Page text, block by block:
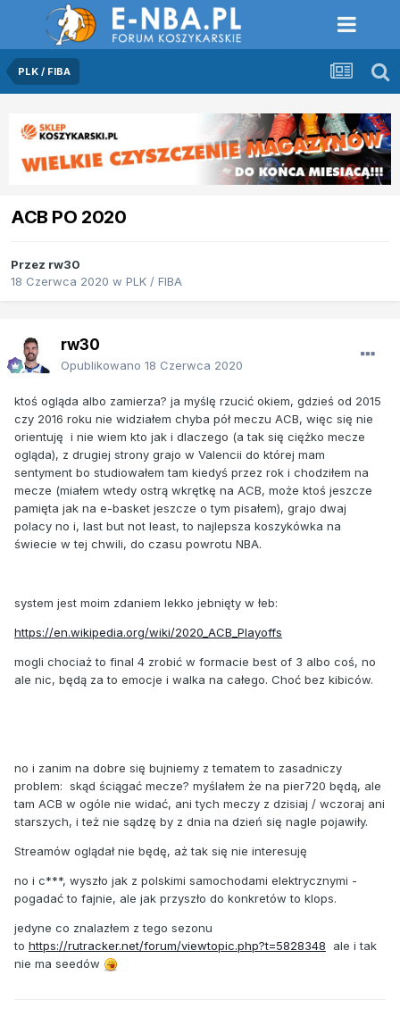
PLK / FIBA
ACB PO 2020
Przez rw30
18 Czerwca 2020 w PLK / FIBA
rw30
Opublikowano 18 Czerwca 2020
ktoś ogląda albo zamierza? ja myślę rzucić okiem, gdzieś od 2015
czy 2016 roku nie widziałem chyba pół meczu ACB, więc się nie
orientuję i nie wiem kto jak i dlaczego (a tak się ciężko mecze
ogląda), z drugiej strony grajo w Valencii do której mam
sentyment bo studiowałem tam kiedyś przez rok i chodziłem na
mecze (miałem wtedy ostrą wkrętkę na ACB, może ktoś jeszcze
pamięta jak na e-basket jeszcze o tym pisałem), grajo dwaj
polacy no i, last but not least, to najlepsza koszykówka na
świecie w tej chwili, do czasu powrotu NBA.
system jest moim zdaniem lekko jebnięty w łeb:
https://en.wikipedia.org/wiki/2020_ACB_Playoffs
mogli chociaż to final 4 zrobić w formacie best of 3 albo coś, no
ale nic, będą za to emocje i walka na całego. Choć bez kibiców.
no i zanim na dobre się bujniemy z tematem to zasadniczy
problem: skąd ściągać mecze? myślałem że na pier720 będą, ale
tam ACB w ogóle nie widać, ani tych meczy z dzisiaj / wczoraj ani
starszych, i też nie sądzę by z dnia na dzień się nagle pojawiły.
Streamów oglądał nie będę, aż tak się nie interesuję
no i c***, wyszło jak z polskimi samochodami elektrycznymi -
pogadać to fajnie, ale jak przyszło do konkretów to klops.
jedyne co znalazłem z tego sezonu
to https://rutracker.net/forum/viewtopic.php?t=5828348 ale i tak
nie ma seedów